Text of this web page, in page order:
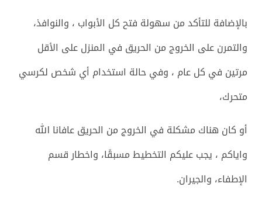
بالإضافة للتأكد من سهولة فتح كل الأبواب ، والنوافذ،
والتمرن على الخروج من الحريق في المنزل على الأقل
مرتين في كل عام ، وفي حالة استخدام أي شخص لكرسي
متحرك،
أو كان هناك مشكلة في الخروج من الحريق عافانا الله
واياكم ، يجب عليكم التخطيط مسبقًا، واخطار قسم
الإطفاء، والجيران.